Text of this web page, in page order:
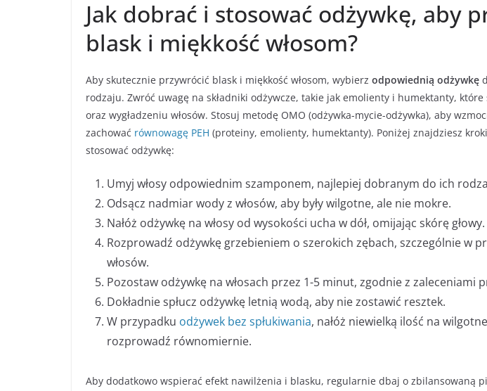
Jak dobrać i stosować odżywkę, aby
blask i miękkość włosom?
Aby skutecznie przywrócić blask i miękkość włosom, wybierz odpowiednią odżywkę
rodzaju. Zwróć uwagę na składniki odżywcze, takie jak emolienty i humektanty,
oraz wygładzeniu włosów. Stosuj metodę OMO (odżywka-mycie-odżywka), aby
zachować równowagę PEH (proteiny, emolienty, humektanty). Poniżej znajdziesz
stosować odżywkę:
Umyj włosy odpowiednim szamponem, najlepiej dobranym do ich
Odsącz nadmiar wody z włosów, aby były wilgotne, ale nie mokre.
Nałóż odżywkę na włosy od wysokości ucha w dół, omijając skórę głowy.
Rozprowadź odżywkę grzebieniem o szerokich zębach, szczególnie w
włosów.
Pozostaw odżywkę na włosach przez 1-5 minut, zgodnie z zaleceniami
Dokładnie spłucz odżywkę letnią wodą, aby nie zostawić resztek.
W przypadku odżywek bez spłukiwania, nałóż niewielką ilość na
rozprowadź równomiernie.
Aby dodatkowo wspierać efekt nawilżenia i blasku, regularnie dbaj o zbilansowaną